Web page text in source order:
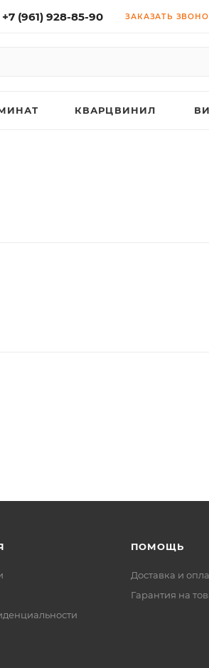
+7 (961) 928-85-90 ЗАКАЗАТЬ
КВАРЦВИНИЛ
ПОМОЩЬ
Доставка и
Гарантия на